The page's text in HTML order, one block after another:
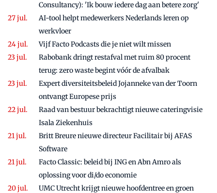
Consultancy): 'Ik bouw iedere dag aan betere zorg'
AI-tool helpt medewerkers Nederlands leren op
werkvloer
Vijf Facto Podcasts die je niet wilt missen
Rabobank dringt restafval met ruim 80 procent
terug: zero waste begint vóór de afvalbak
Expert diversiteitsbeleid Jojanneke van der Toorn
ontvangt Europese prijs
Raad van bestuur bekrachtigt nieuwe cateringvisie
Isala Ziekenhuis
Britt Breure nieuwe directeur Facilitair bij AFAS
Software
Facto Classic: beleid bij ING en Abn Amro als
oplossing voor di/do economie
UMC Utrecht krijgt nieuwe hoofdentree en groen